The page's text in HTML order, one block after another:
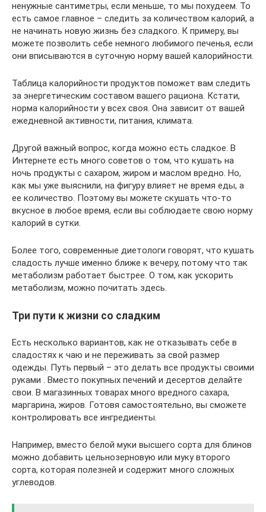
ненужные сантиметры, если меньше, то мы похудеем. То
есть самое главное – следить за количеством калорий, а
не начинать новую жизнь без сладкого. К примеру, вы
можете позволить себе немного любимого печенья, если
они вписываются в суточную норму вашей калорийности.
Таблица калорийности продуктов поможет вам следить
за энергетическим составом вашего рациона. Кстати,
норма калорийности у всех своя. Она зависит от вашей
ежедневной активности, питания, климата.
Другой важный вопрос, когда можно есть сладкое. В
Интернете есть много советов о том, что кушать на
ночь продукты с сахаром, жиром и маслом вредно. Но,
как мы уже выяснили, на фигуру влияет не время еды, а
ее количество. Поэтому вы можете скушать что-то
вкусное в любое время, если вы соблюдаете свою норму
калорий в сутки.
Более того, современные диетологи говорят, что кушать
сладость лучше именно ближе к вечеру, потому что так
метаболизм работает быстрее. О том, как ускорить
метаболизм, можно почитать здесь.
Три пути к жизни со сладким
Есть несколько вариантов, как не отказывать себе в
сладостях к чаю и не переживать за свой размер
одежды. Путь первый – это делать все продукты своими
руками . Вместо покупных печений и десертов делайте
свои. В магазинных товарах много вредного сахара,
маргарина, жиров. Готовя самостоятельно, вы сможете
контролировать все ингредиенты.
Например, вместо белой муки высшего сорта для блинов
можно добавить цельнозерновую или муку второго
сорта, которая полезней и содержит много сложных
углеводов.